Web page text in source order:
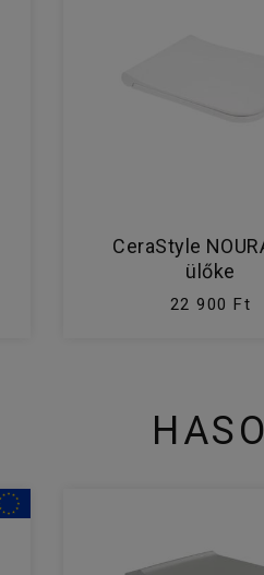
CeraStyle
ülőke
22 900 Ft